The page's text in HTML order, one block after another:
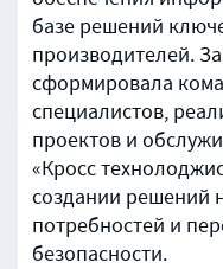
базе решений
производителей.
сформировала
специалистов,
проектов и
«Кросс
создании решений
потребностей и
безопасности.